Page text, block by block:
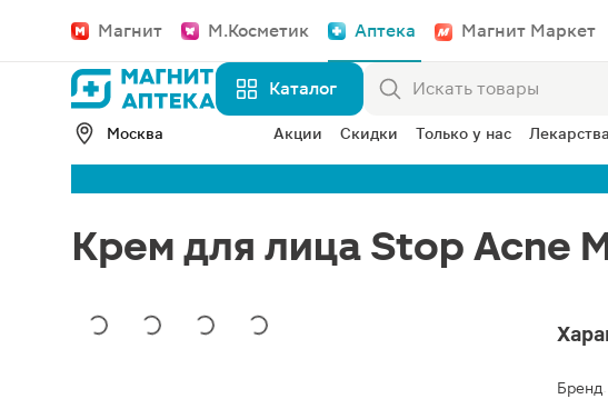
Магнит М.Косметик Аптека Магнит Маркет
Каталог
Москва Акции Скидки Только у нас Лекарства
Крем для лица Stop Acne
Бренд